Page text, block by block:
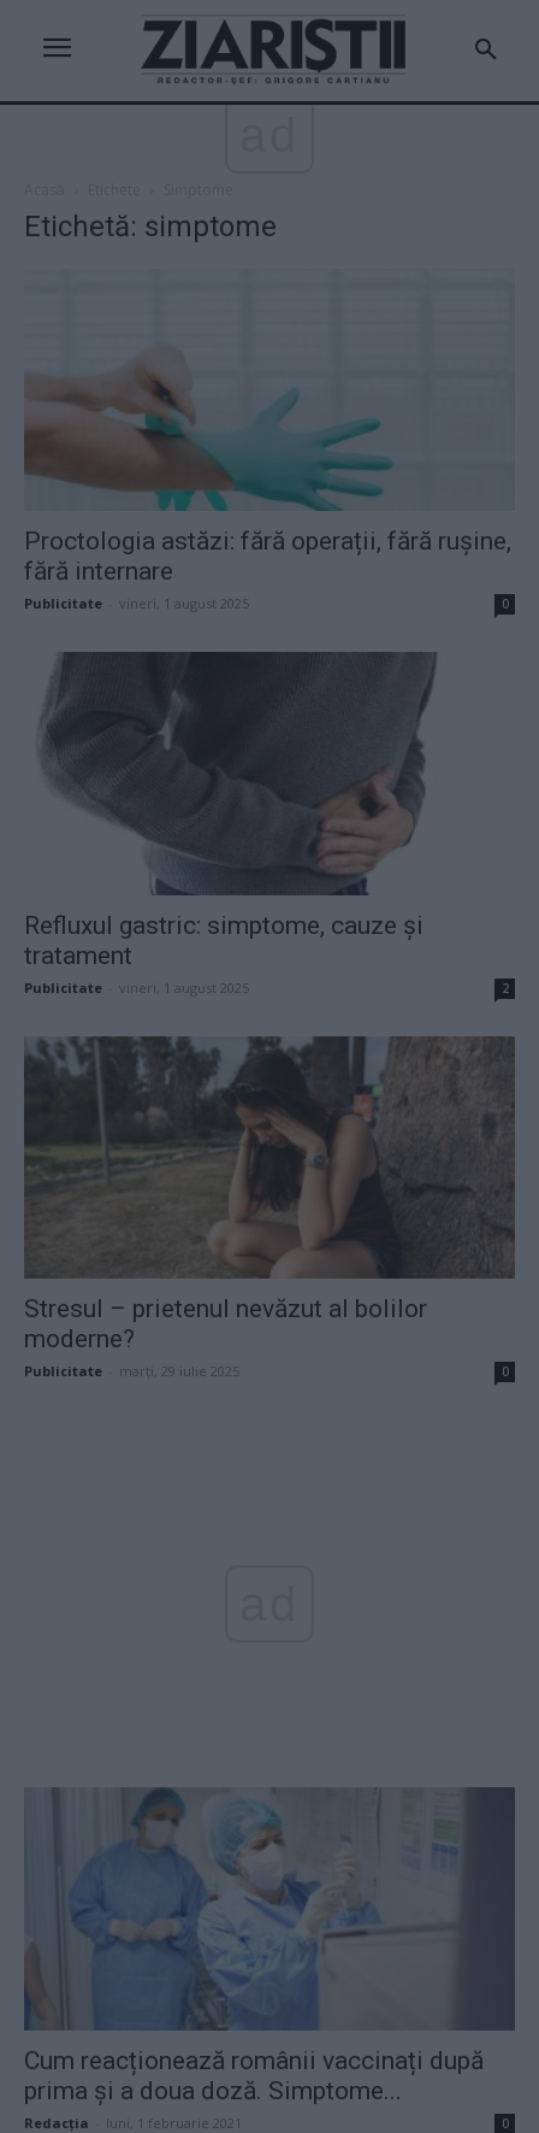
Etichetă: simptome
Proctologia astăzi: fără operații, fără rușine,
fără internare
Publicitate vineri, 1 august 2025 0
Refluxul gastric: simptome, cauze și
tratament
Publicitate vineri, 1 august 2025 2
Stresul – prietenul nevăzut al bolilor
moderne?
Publicitate marți, 29 iulie 2025 0
Cum reacționează românii vaccinați după
prima și a doua doză. Simptome...
Redacţia luni, 1 februarie 2021 0